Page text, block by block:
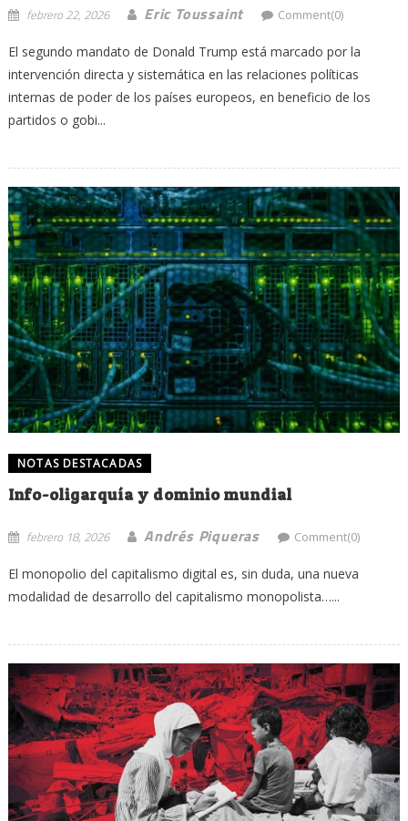
febrero 22, 2026 Eric Toussaint Comment(0)
El segundo mandato de Donald Trump está marcado por la
intervención directa y sistemática en las relaciones políticas
internas de poder de los países europeos, en beneficio de los
partidos o gobi...
NOTAS DESTACADAS
Info-oligarquía y dominio mundial
febrero 18, 2026 Andrés Piqueras Comment(0)
El monopolio del capitalismo digital es, sin duda, una nueva
modalidad de desarrollo del capitalismo monopolista…...